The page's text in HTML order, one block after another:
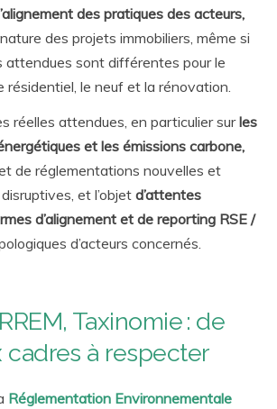
des pratiques des acteurs,
des projets immobiliers, même si
attendues sont différentes pour le
résidentiel, le neuf et la rénovation.
réelles attendues, en particulier surles
et les émissions carbone,
de réglementations nouvelles et
et l’objetd’attentes
d’alignement et de reporting RSE /
d’acteurs concernés.
Taxinomie : de
à respecter
Réglementation Environnementale